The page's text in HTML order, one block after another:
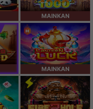
MAINKAN
MAINKAN